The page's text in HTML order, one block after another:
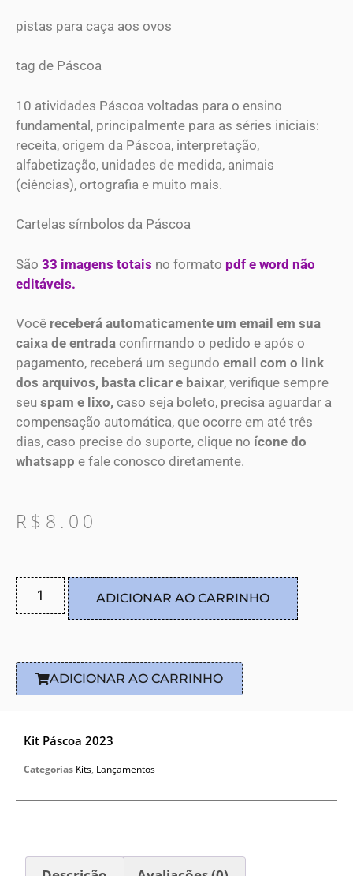
pistas para caça aos ovos
tag de Páscoa
10 atividades Páscoa voltadas para o ensino
fundamental, principalmente para as séries iniciais:
receita, origem da Páscoa, interpretação,
alfabetização, unidades de medida, animais
(ciências), ortografia e muito mais.
Cartelas símbolos da Páscoa
São 33 imagens totais no formato pdf e word não
editáveis.
Você receberá automaticamente um email em sua
caixa de entrada confirmando o pedido e após o
pagamento, receberá um segundo email com o link
dos arquivos, basta clicar e baixar, verifique sempre
seu spam e lixo, caso seja boleto, precisa aguardar a
compensação automática, que ocorre em até três
dias, caso precise do suporte, clique no ícone do
whatsapp e fale conosco diretamente.
R$ 8.00
ADICIONAR AO CARRINHO
ADICIONAR AO CARRINHO
Kit Páscoa 2023
Categorias Kits, Lançamentos